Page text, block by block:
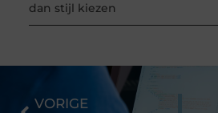
dan stijl kiezen
VORIGE